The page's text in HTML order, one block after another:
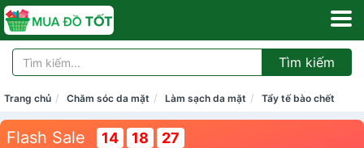
Tìm kiếm
Trang chủ Chăm sóc da mặt Làm sạch da mặt Tẩy tế bào chết
Flash Sale 14 18 26